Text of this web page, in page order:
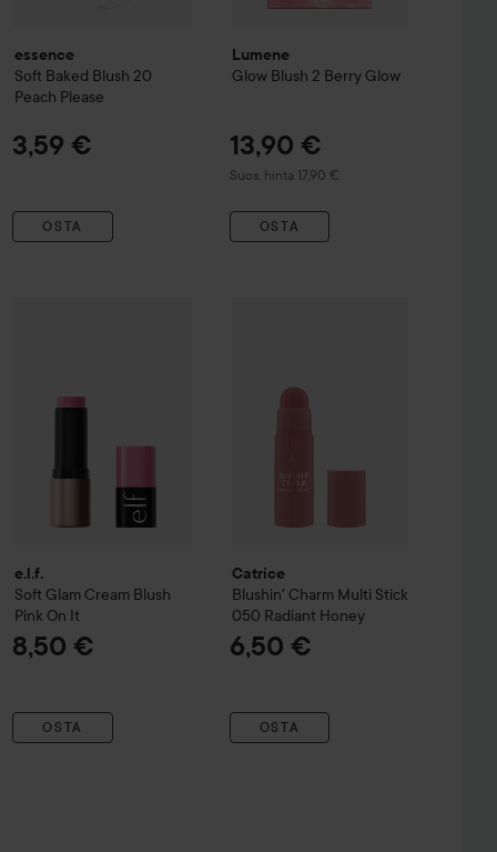
essence
Soft Baked Blush 20
Peach Please
3,59 €
OSTA
Lumene
Glow Blush 2 Berry Glow
13,90 €
Suos. hinta 17,90 €
Suositeltu hinta 17,90 €
OSTA
e.l.f.
Soft Glam Cream Blush
Pink On It
8,50 €
OSTA
Catrice
Blushin' Charm Multi Stick
050 Radiant Honey
6,50 €
OSTA